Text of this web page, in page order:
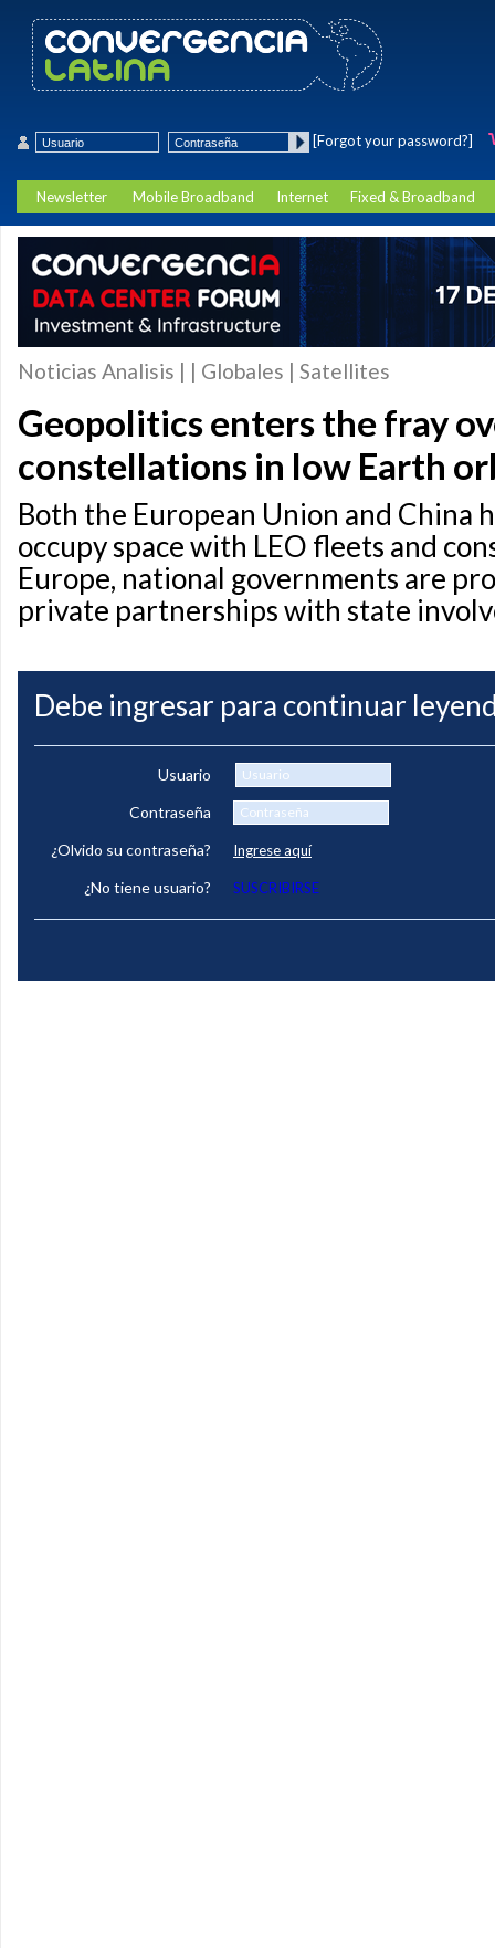
[Forgot your password?]
Newsletter Mobile Broadband Internet Fixed & Broadband
Noticias Analisis | | Globales | Satellites
Geopolitics enters the fray
constellations in low Earth
Both the European Union and China
occupy space with LEO fleets and
Europe, national governments are
private partnerships with state
Debe ingresar para continuar
Usuario
Contraseña
¿Olvido su contraseña?
Ingrese aquí
¿No tiene usuario? SUSCRIBIRSE